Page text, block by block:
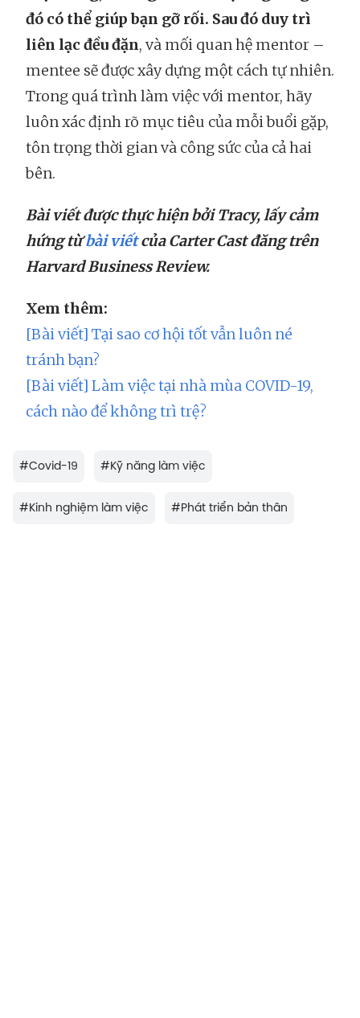
đó có thể giúp bạn gỡ rối. Sau đó duy trì
liên lạc đều đặn, và mối quan hệ mentor –
mentee sẽ được xây dựng một cách tự nhiên.
Trong quá trình làm việc với mentor, hãy
luôn xác định rõ mục tiêu của mỗi buổi gặp,
tôn trọng thời gian và công sức của cả hai
bên.
Bài viết được thực hiện bởi Tracy, lấy cảm
hứng từbài viếtcủa Carter Cast đăng trên
Harvard Business Review.
Xem thêm:
[Bài viết] Tại sao cơ hội tốt vẫn luôn né
tránh bạn?
[Bài viết] Làm việc tại nhà mùa COVID-19,
cách nào để không trì trệ?
#Covid-19 #Kỹ năng làm việc
#Kinh nghiệm làm việc #Phát triển bản thân